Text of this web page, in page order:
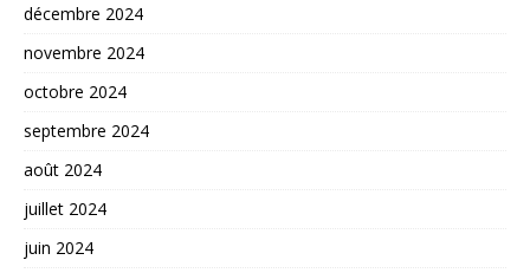
décembre 2024
novembre 2024
octobre 2024
septembre 2024
août 2024
juillet 2024
juin 2024